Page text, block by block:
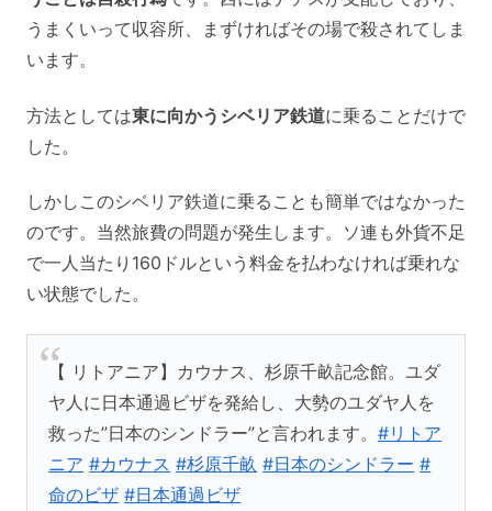
うまくいって収容所、まずければその場で殺されてしま
います。
方法としては東に向かうシベリア鉄道に乗ることだけで
した。
しかしこのシベリア鉄道に乗ることも簡単ではなかった
のです。当然旅費の問題が発生します。ソ連も外貨不足
で一人当たり160ドルという料金を払わなければ乗れな
い状態でした。
【 リトアニア】カウナス、杉原千畝記念館。ユダ
ヤ人に日本通過ビザを発給し、大勢のユダヤ人を
救った”日本のシンドラー”と言われます。#リトア
ニア #カウナス #杉原千畝 #日本のシンドラー #
命のビザ #日本通過ビザ